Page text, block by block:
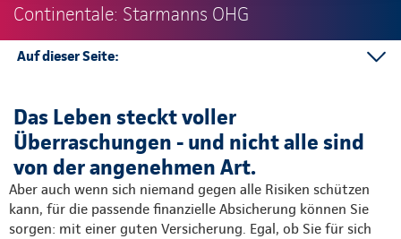
Continentale: Starmanns OHG
Auf dieser Seite:
Mehr
Das Leben steckt voller
Überraschungen - und nicht alle sind
von der angenehmen Art.
Aber auch wenn sich niemand gegen alle Risiken schützen
kann, für die passende finanzielle Absicherung können Sie
sorgen: mit einer guten Versicherung. Egal, ob Sie für sich